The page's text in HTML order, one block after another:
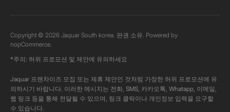
Copyright © 2026 Jaquar South korea. 판권 소유. Powered by
nopCommerce.
*주의: 허위 프로모션 및 제안에 유의하세요
Jaquar 프랜차이즈 모집 또는 제휴 제안인 것처럼 가장한 허위 프로모션에 유
의하시기 바랍니다. 이러한 메시지는 전화, SMS, 카카오톡, Whatapp, 이메일,
웹 링크 등을 통해 전달될 수 있으며, 링크 클릭이나 개인정보 입력을 요구할
수 있습니다.